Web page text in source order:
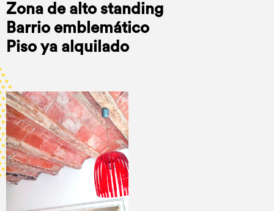
Zona de alto standing
Barrio emblemático
Piso ya alquilado